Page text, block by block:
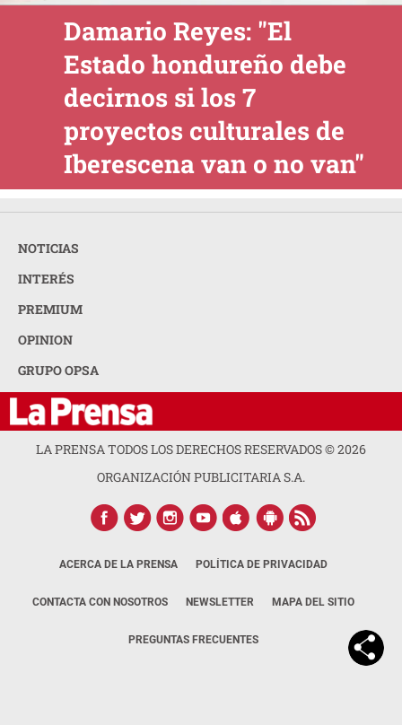
Damario Reyes: "El
Estado hondureño debe
decirnos si los 7
proyectos culturales de
Iberescena van o no van"
NOTICIAS
INTERÉS
PREMIUM
OPINION
GRUPO OPSA
LA PRENSA TODOS LOS DERECHOS RESERVADOS ©2026
ORGANIZACIÓN PUBLICITARIA S.A.
ACERCA DE LA PRENSA POLÍTICA DE PRIVACIDAD
CONTACTA CON NOSOTROS NEWSLETTER MAPA DEL SITIO
PREGUNTAS FRECUENTES